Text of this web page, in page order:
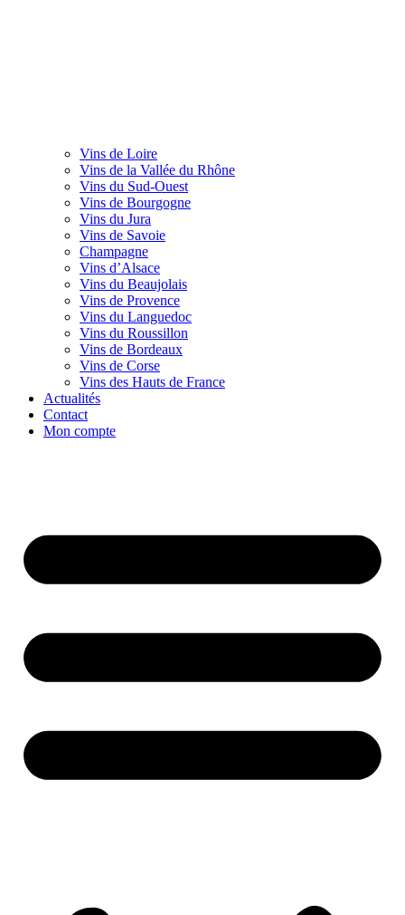
Vins de Loire
Vins de la Vallée du Rhône
Vins du Sud-Ouest
Vins de Bourgogne
Vins du Jura
Vins de Savoie
Champagne
Vins d’Alsace
Vins du Beaujolais
Vins de Provence
Vins du Languedoc
Vins du Roussillon
Vins de Bordeaux
Vins de Corse
Vins des Hauts de France
Actualités
Contact
Mon compte